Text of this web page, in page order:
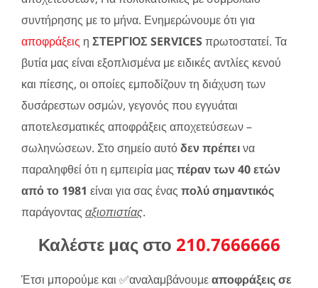
συντήρησης με το μήνα. Ενημερώνουμε ότι για
αποφράξεις η ΣΤΕΡΓΙΟΣ SERVICES πρωτοστατεί. Τα
βυτία μας είναι εξοπλισμένα με ειδικές αντλίες κενού
και πίεσης, οι οποίες εμποδίζουν τη διάχυση των
δυσάρεστων οσμών, γεγονός που εγγυάται
αποτελεσματικές αποφράξεις αποχετεύσεων –
σωληνώσεων. Στο σημείο αυτόδεν πρέπεινα
παραληφθεί ότι η εμπειρία μας πέραν των 40 ετών
από το 1981 είναι για σας ένας πολύ σημαντικός
παράγοντας αξιοπιστίας.
Καλέστε μας στο 210.7666666
Έτσι μπορούμε και ✅αναλαμβάνουμεαποφράξεις σε